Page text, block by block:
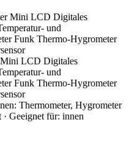
Mini LCD Digitales
und
Funk Thermo-Hygrometer
Thermometer, Hygrometer
Geeignet für: innen